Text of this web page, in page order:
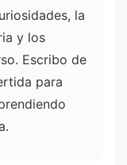
la
y los
Escribo de
para